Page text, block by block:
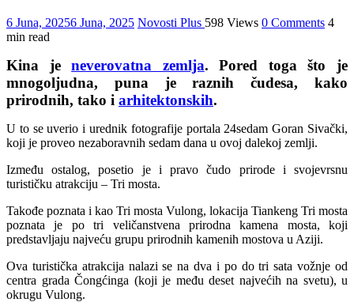
6 Juna, 20256 Juna, 2025 Novosti Plus 598 Views 0 Comments 4
min read
Kina jeneverovatna zemlja. Pored toga što je
mnogoljudna, puna je raznih čudesa, kako
prirodnih, tako i arhitektonskih.
U to se uverio i urednik fotografije portala 24sedam Goran Sivački,
koji je proveo nezaboravnih sedam dana u ovoj dalekoj zemlji.
Između ostalog, posetio je i pravo čudo prirode i svojevrsnu
turističku atrakciju – Tri mosta.
Takođe poznata i kao Tri mosta Vulong, lokacija Tiankeng Tri mosta
poznata je po tri veličanstvena prirodna kamena mosta, koji
predstavljaju najveću grupu prirodnih kamenih mostova u Aziji.
Ova turistička atrakcija nalazi se na dva i po do tri sata vožnje od
centra grada Čongćinga (koji je među deset najvećih na svetu), u
okrugu Vulong.